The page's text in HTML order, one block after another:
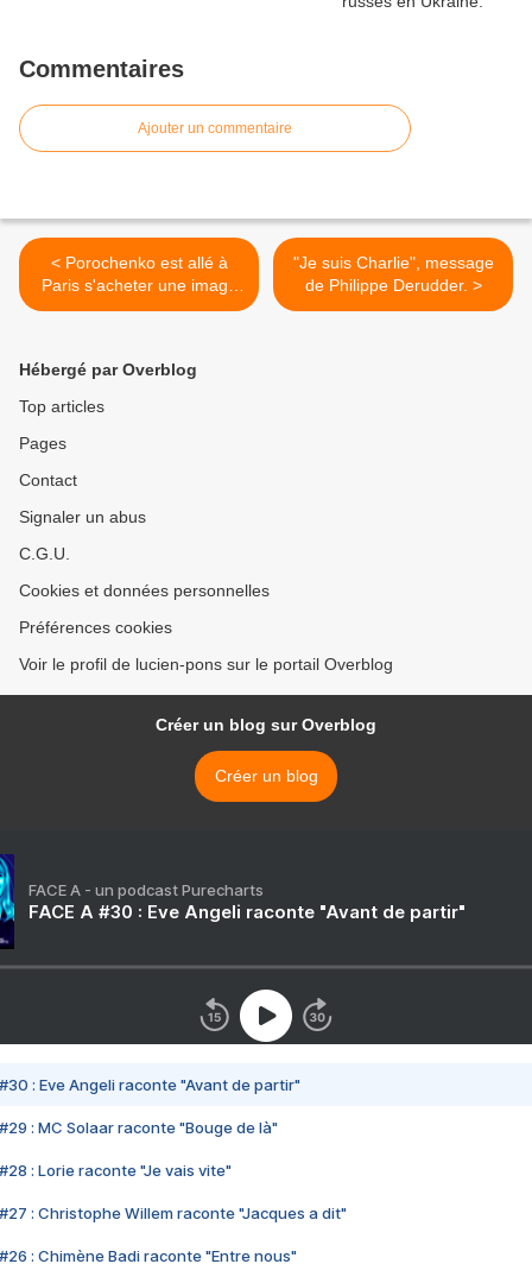
Commentaires
Ajouter un commentaire
< Porochenko est allé à
Paris s'acheter une image
de paix, mais en ce
bombes au phosphores
pleuvent sur Donetsk. Il faut
"Je suis Charlie", message
de Philippe Derudder. >
Hébergé par Overblog
Top articles
Pages
Contact
Signaler un abus
C.G.U.
Cookies et données personnelles
Préférences cookies
Voir le profil de lucien-pons sur le portail Overblog
Créer un blog sur Overblog
Créer un blog
FACE A - un podcast Purecharts
FACE A #30 : Eve Angeli raconte "Avant de partir"
#30 : Eve Angeli raconte "Avant de partir"
#29 : MC Solaar raconte "Bouge de là"
#28 : Lorie raconte "Je vais vite"
#27 : Christophe Willem raconte "Jacques a dit"
#26 : Chimène Badi raconte "Entre nous"